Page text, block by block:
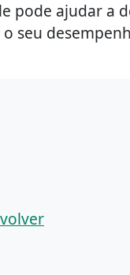
pode ajudar a
seu